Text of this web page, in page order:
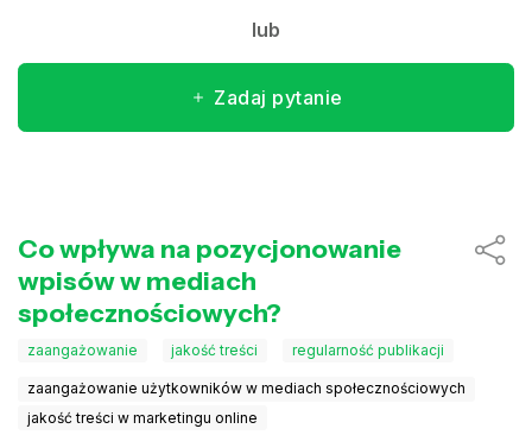
lub
Zadaj pytanie
Co wpływa na pozycjonowanie
wpisów w mediach
społecznościowych?
zaangażowanie jakość treści regularność publikacji
zaangażowanie użytkowników w mediach społecznościowych
jakość treści w marketingu online